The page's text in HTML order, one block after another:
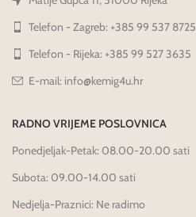
Telefon - Zagreb: +385 99 537 8725
Telefon - Rijeka: +385 99 527 3635
E-mail: info@kemig4u.hr
RADNO VRIJEME POSLOVNICA
Ponedjeljak-Petak: 08.00-20.00 sati
Subota: 09.00-14.00 sati
Nedjelja-Praznici: Ne radimo